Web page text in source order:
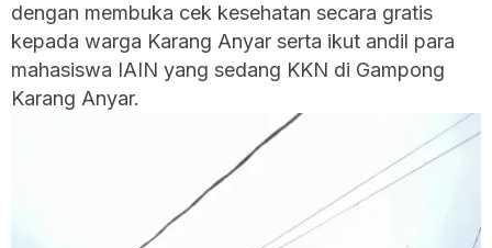
dengan membuka cek kesehatan secara gratis
kepada warga Karang Anyar serta ikut andil para
mahasiswa IAIN yang sedang KKN di Gampong
Karang Anyar.